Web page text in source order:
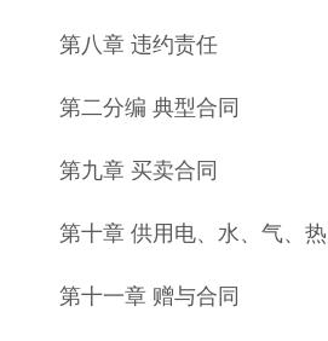
第八章 违约责任
第二分编 典型合同
第九章 买卖合同
第十章 供用电、水、气、热
第十一章 赠与合同